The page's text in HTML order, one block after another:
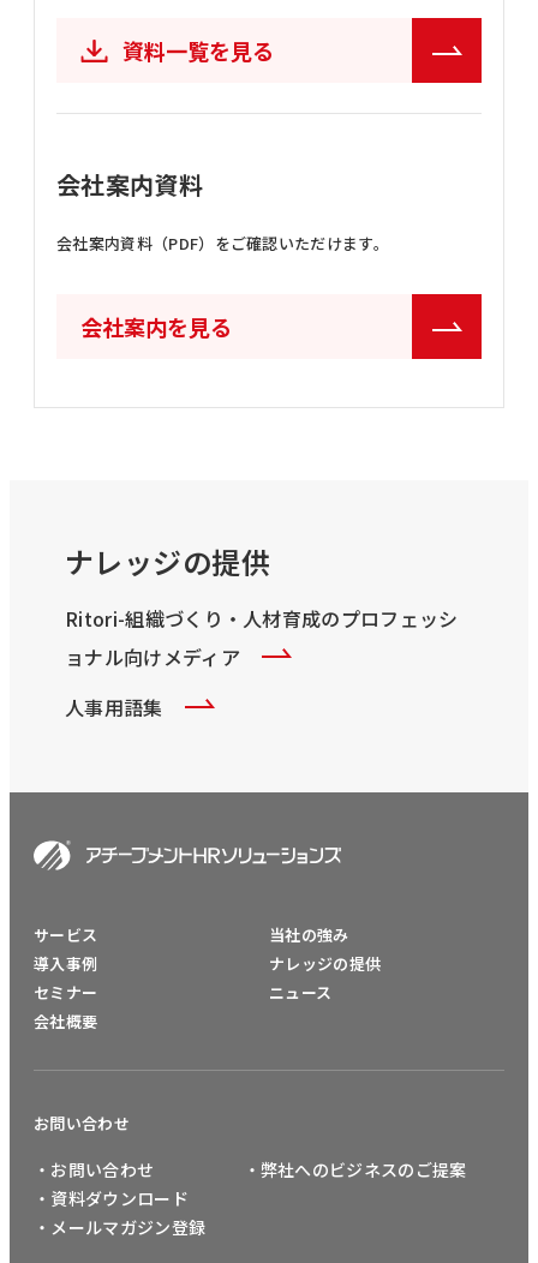
資料一覧を見る
会社案内資料
会社案内資料（PDF）をご確認いただけます。
会社案内を見る
ナレッジの提供
Ritori-組織づくり・人材育成のプロフェッシ
ョナル向けメディア
人事用語集
サービス
導入事例
セミナー
会社概要
当社の強み
ナレッジの提供
ニュース
お問い合わせ
・お問い合わせ
・資料ダウンロード
・メールマガジン登録
・弊社へのビジネスのご提案